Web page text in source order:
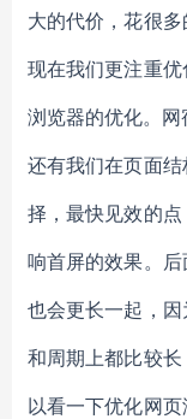
大的代价，花很
现在我们更注重
浏览器的优化。网
还有我们在页面
择，最快见效的
响首屏的效果。
也会更长一起，
和周期上都比较
以看一下优化网